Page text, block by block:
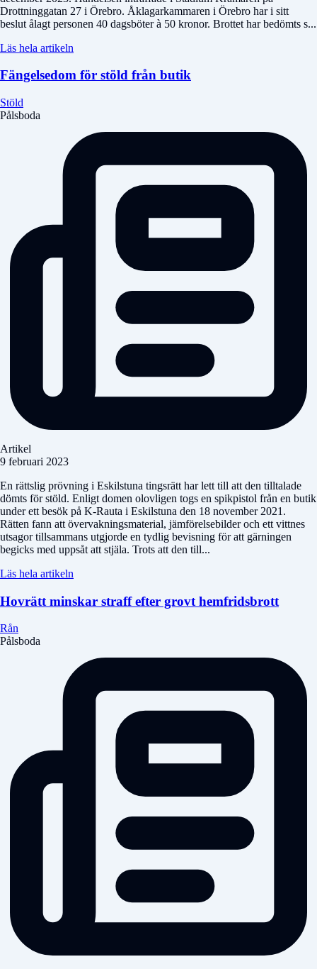
Drottninggatan 27 i Örebro. Åklagarkammaren i Örebro har i sitt
beslut ålagt personen 40 dagsböter à 50 kronor. Brottet har bedömts s...
Läs hela artikeln
Fängelsedom för stöld från butik
Stöld
Pålsboda
Artikel
9 februari 2023
En rättslig prövning i Eskilstuna tingsrätt har lett till att den tilltalade
dömts för stöld. Enligt domen olovligen togs en spikpistol från en butik
under ett besök på K-Rauta i Eskilstuna den 18 november 2021.
Rätten fann att övervakningsmaterial, jämförelsebilder och ett vittnes
utsagor tillsammans utgjorde en tydlig bevisning för att gärningen
begicks med uppsåt att stjäla. Trots att den till...
Läs hela artikeln
Hovrätt minskar straff efter grovt hemfridsbrott
Rån
Pålsboda